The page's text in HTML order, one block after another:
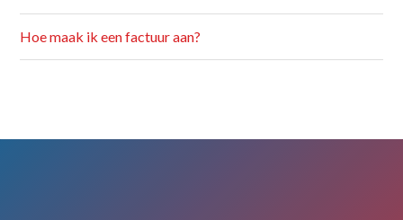
Eigen huisstijl
Foto’s en bijlagen
Hoe maak ik een factuur aan?